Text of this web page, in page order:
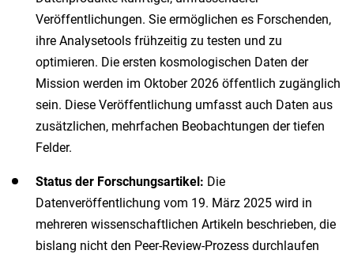
Veröffentlichungen. Sie ermöglichen es Forschenden,
ihre Analysetools frühzeitig zu testen und zu
optimieren. Die ersten kosmologischen Daten der
Mission werden im Oktober 2026 öffentlich zugänglich
sein. Diese Veröffentlichung umfasst auch Daten aus
zusätzlichen, mehrfachen Beobachtungen der tiefen
Felder.
Status der Forschungsartikel: Die
Datenveröffentlichung vom 19. März 2025 wird in
mehreren wissenschaftlichen Artikeln beschrieben, die
bislang nicht den Peer-Review-Prozess durchlaufen